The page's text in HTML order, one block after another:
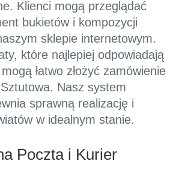
Klienci mogą przeglądać
bukietów i kompozycji
sklepie internetowym.
które najlepiej odpowiadają
łatwo złożyć zamówienie
Nasz system
sprawną realizację i
w idealnym stanie.
Poczta i Kurier